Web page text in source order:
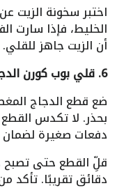
اختبر سخونة
الخليط، فإذا سارت
أن الزيت جاهز للقلي.
6. قلي بوب كورن الدجاج
ضع قطع الدجاج
بحذر. لا تكدس
دفعات صغيرة
دقائق تقريبًا. تأكد